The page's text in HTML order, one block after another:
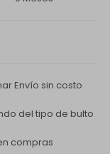
Envío sin costo
del tipo de bulto
compras